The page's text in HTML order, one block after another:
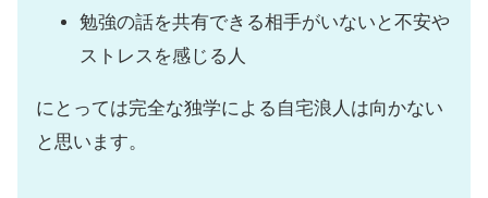
勉強の話を共有できる相手がいないと不安や
ストレスを感じる人
にとっては完全な独学による自宅浪人は向かない
と思います。